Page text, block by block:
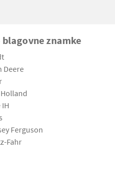
blagovne znamke
Deere
IH
Ferguson
Fahr